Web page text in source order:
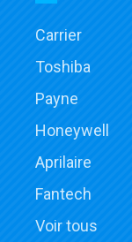
Carrier
Toshiba
Payne
Honeywell
Aprilaire
Fantech
Voir tous